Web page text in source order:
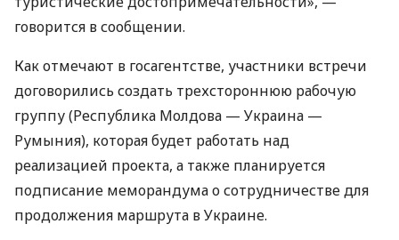
говорится в сообщении.
Как отмечают в госагентстве, участники встречи
договорились создать трехстороннюю рабочую
группу (Республика Молдова — Украина —
Румыния), которая будет работать над
реализацией проекта, а также планируется
подписание меморандума о сотрудничестве для
продолжения маршрута в Украине.